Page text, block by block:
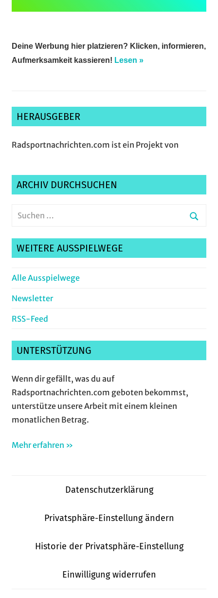
Deine Werbung hier platzieren? Klicken, informieren,
Aufmerksamkeit kassieren! Lesen »
HERAUSGEBER
Radsportnachrichten.com ist ein Projekt von
ARCHIV DURCHSUCHEN
Suchen
WEITERE AUSSPIELWEGE
Alle Ausspielwege
Newsletter
RSS-Feed
UNTERSTÜTZUNG
Wenn dir gefällt, was du auf
Radsportnachrichten.com geboten bekommst,
unterstütze unsere Arbeit mit einem kleinen
monatlichen Betrag.
Mehr erfahren »
Datenschutzerklärung
Privatsphäre-Einstellung ändern
Historie der Privatsphäre-Einstellung
Einwilligung widerrufen